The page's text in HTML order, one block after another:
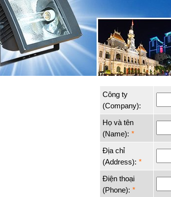
Công ty
(Company):
Họ và tên
(Name): *
Địa chỉ
(Address): *
Điện thoại
(Phone): *